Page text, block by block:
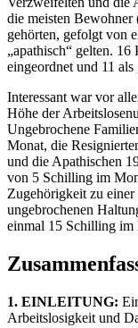
die meisten Bewohner
gehörten, gefolgt von
„apathisch“ gelten.
eingeordnet und 11
Interessant war vor
Höhe der
Ungebrochene
Monat, die
und die Apathischen
von 5 Schilling im
Zugehörigkeit zu
ungebrochenen
einmal 15 Schilling im
1. EINLEITUNG:
Arbeitslosigkeit und